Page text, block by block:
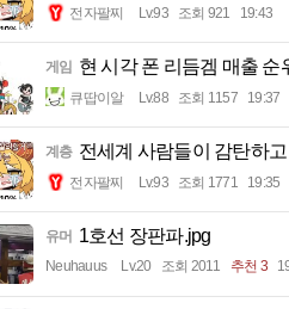
전자팔찌 Lv.93 조회 921 19:43
게임 현 시각 폰 리듬겜 매출 순
큐땁이알 Lv.88 조회 1157 19:37
계층 전세계 사람들이 감탄하
전자팔찌 Lv.93 조회 1771 19:35
유머 1호선 장판파.jpg
Neuhauus Lv.20 조회 2011 추천 3